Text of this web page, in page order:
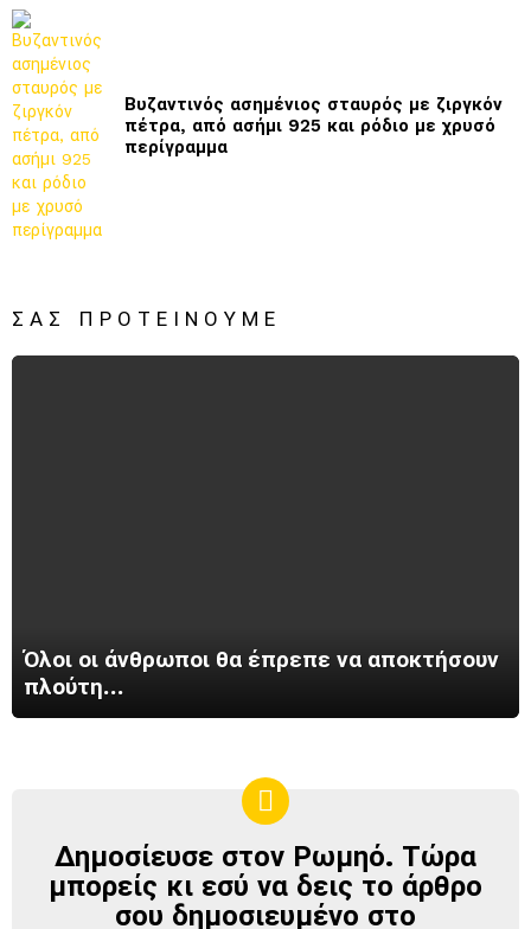
Βυζαντινός ασημένιος σταυρός με ζιργκόν
πέτρα, από ασήμι 925 και ρόδιο με χρυσό
περίγραμμα
ΣΑΣ ΠΡΟΤΕΊΝΟΥΜΕ
Όλοι οι άνθρωποι θα έπρεπε να αποκτήσουν
πλούτη…
ΔΗΜΟΣΊΕΥΣΕ
ΣΤΟΝ
ΡΩΜΗΌ
Δημοσίευσε στον Ρωμηό. Τώρα
μπορείς κι εσύ να δεις το άρθρο
σου δημοσιευμένο στο